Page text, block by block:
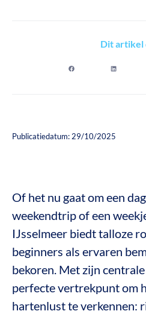
Dit artikel
Publicatiedatum: 29/10/2025
Of het nu gaat om een
weekendtrip of een
IJsselmeer biedt talloze
beginners als ervaren
bekoren. Met zijn
perfecte vertrekpunt om
hartenlust te verkennen: